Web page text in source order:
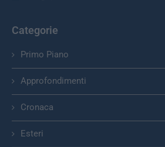
Categorie
Primo Piano
Approfondimenti
Cronaca
Esteri